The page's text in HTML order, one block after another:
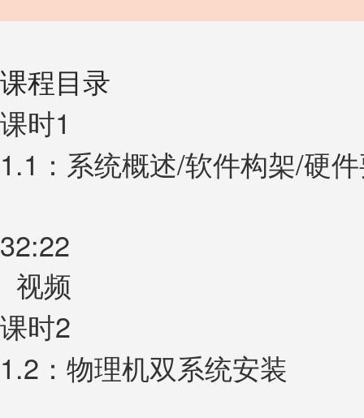
课程目录
课时1
1.1：系统概述/软件构架/硬
32:22
视频
课时2
1.2：物理机双系统安装